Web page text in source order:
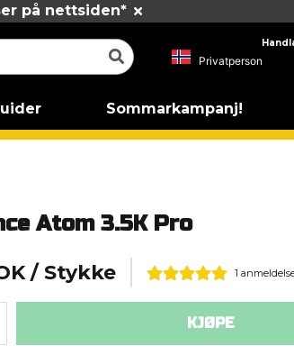
på nettsiden*
Sommarkampanj!
Atom 3.5K Pro
/ Stykke 1
KJØPE